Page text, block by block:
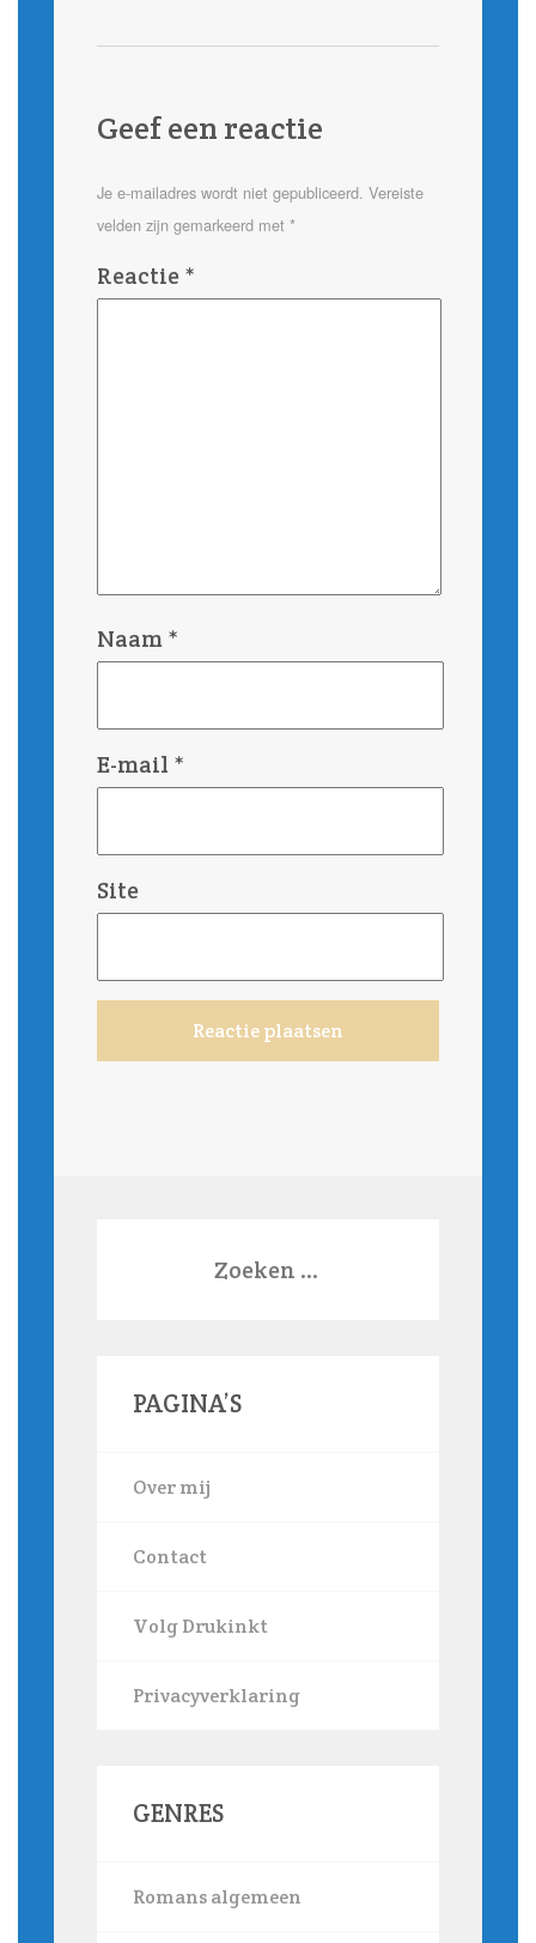
Geef een reactie
Je e-mailadres wordt niet gepubliceerd. Vereiste
velden zijn gemarkeerd met *
Reactie *
Naam *
E-mail *
Site
PAGINA’S
Over mij
Contact
Volg Drukinkt
Privacyverklaring
GENRES
Romans algemeen